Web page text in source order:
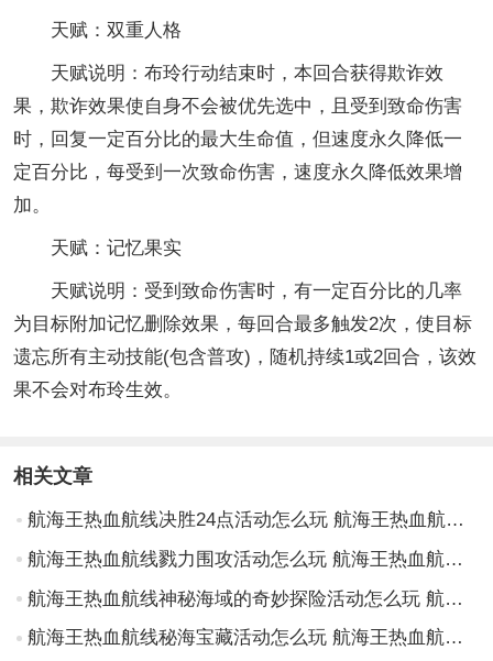
天赋：双重人格
天赋说明：布玲行动结束时，本回合获得欺诈效
果，欺诈效果使自身不会被优先选中，且受到致命伤害
时，回复一定百分比的最大生命值，但速度永久降低一
定百分比，每受到一次致命伤害，速度永久降低效果增
加。
天赋：记忆果实
天赋说明：受到致命伤害时，有一定百分比的几率
为目标附加记忆删除效果，每回合最多触发2次，使目标
遗忘所有主动技能(包含普攻)，随机持续1或2回合，该效
果不会对布玲生效。
相关文章
航海王热血航线决胜24点活动怎么玩 航海王热血航线决胜24点活动玩法攻略
航海王热血航线戮力围攻活动怎么玩 航海王热血航线戮力围攻活动玩法攻略
航海王热血航线神秘海域的奇妙探险活动怎么玩 航海王热血航线神秘海域的奇妙探险活动玩法攻略
航海王热血航线秘海宝藏活动怎么玩 航海王热血航线秘海宝藏活动玩法攻略